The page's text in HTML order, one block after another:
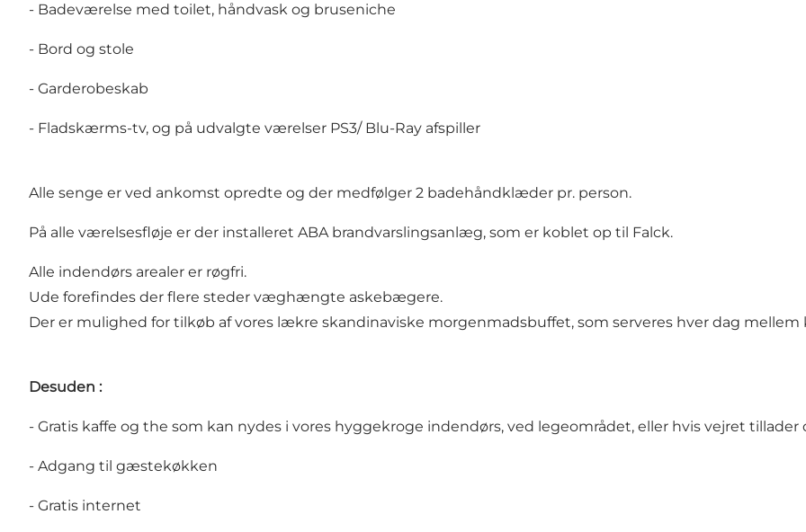
- Badeværelse med toilet, håndvask og bruseniche
- Bord og stole
- Garderobeskab
- Fladskærms-tv, og på udvalgte værelser PS3/ Blu-Ray afspiller
Alle senge er ved ankomst opredte og der medfølger 2 badehåndklæder pr. person.
På alle værelsesfløje er der installeret ABA brandvarslingsanlæg, som er koblet op til Falck.
Alle indendørs arealer er røgfri.
Ude forefindes der flere steder væghængte askebægere.
Der er mulighed for tilkøb af vores lækre skandinaviske morgenmadsbuffet, som serveres hver dag mellem
Desuden :
- Gratis kaffe og the som kan nydes i vores hyggekroge indendørs, ved legeområdet, eller hvis vejret tillader
- Adgang til gæstekøkken
- Gratis internet